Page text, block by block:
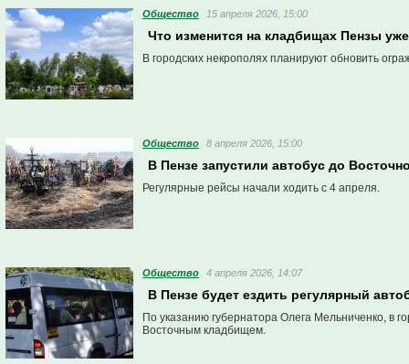
Общество 15 апреля 2026, 15:00
Что изменится на кладбищах Пензы
В городских некрополях планируют обновить
Общество 8 апреля 2026, 15:00
В Пензе запустили автобус до
Регулярные рейсы начали ходить с 4 апреля.
Общество 4 апреля 2026, 14:07
В Пензе будет ездить регулярный
По указанию губернатора Олега Мельниченко, в
Восточным кладбищем.